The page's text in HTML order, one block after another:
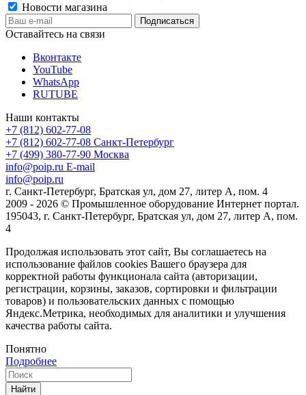
Новости магазина
Оставайтесь на связи
Вконтакте
YouTube
WhatsApp
RUTUBE
Наши контакты
+7 (812) 602-77-08
+7 (812) 602-77-08 Санкт-Петербург
+7 (499) 380-77-90 Москва
info@poip.ru E-mail
info@poip.ru
г. Санкт-Петербург, Братская ул, дом 27, литер А, пом. 4
2009 - 2026 © Промышленное оборудование Интернет портал.
195043, г. Санкт-Петербург, Братская ул, дом 27, литер А, пом.
4
Продолжая использовать этот сайт, Вы соглашаетесь на
использование файлов cookies Вашего браузера для
корректной работы функционала сайта (авторизации,
регистрации, корзины, заказов, сортировки и фильтрации
товаров) и пользовательских данных с помощью
Яндекс.Метрика, необходимых для аналитики и улучшения
качества работы сайта.
Понятно
Подробнее
Найти